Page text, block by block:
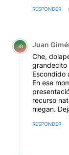
RESPONDER
Comentario de
JG Juan
Che,
grandecito
Escondido
En ese
recurso
niegan.
RESPONDER